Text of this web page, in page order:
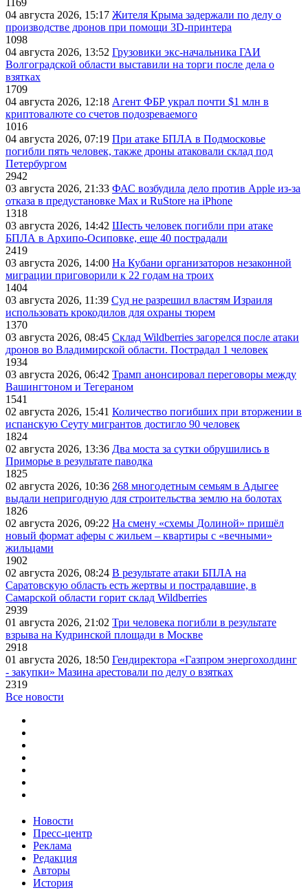
1169
04 августа 2026, 15:17 Жителя Крыма задержали по делу о
производстве дронов при помощи 3D‑принтера
1098
04 августа 2026, 13:52 Грузовики экс-начальника ГАИ
Волгоградской области выставили на торги после дела о
взятках
1709
04 августа 2026, 12:18 Агент ФБР украл почти $1 млн в
криптовалюте со счетов подозреваемого
1016
04 августа 2026, 07:19 При атаке БПЛА в Подмосковье
погибли пять человек, также дроны атаковали склад под
Петербургом
2942
03 августа 2026, 21:33 ФАС возбудила дело против Apple из-за
отказа в предустановке Max и RuStore на iPhone
1318
03 августа 2026, 14:42 Шесть человек погибли при атаке
БПЛА в Архипо-Осиповке, еще 40 пострадали
2419
03 августа 2026, 14:00 На Кубани организаторов незаконной
миграции приговорили к 22 годам на троих
1404
03 августа 2026, 11:39 Суд не разрешил властям Израиля
использовать крокодилов для охраны тюрем
1370
03 августа 2026, 08:45 Склад Wildberries загорелся после атаки
дронов во Владимирской области. Пострадал 1 человек
1934
03 августа 2026, 06:42 Трамп анонсировал переговоры между
Вашингтоном и Тегераном
1541
02 августа 2026, 15:41 Количество погибших при вторжении в
испанскую Сеуту мигрантов достигло 90 человек
1824
02 августа 2026, 13:36 Два моста за сутки обрушились в
Приморье в результате паводка
1825
02 августа 2026, 10:36 268 многодетным семьям в Адыгее
выдали непригодную для строительства землю на болотах
1826
02 августа 2026, 09:22 На смену «схемы Долиной» пришёл
новый формат аферы с жильем – квартиры с «вечными»
жильцами
1902
02 августа 2026, 08:24 В результате атаки БПЛА на
Саратовскую область есть жертвы и пострадавшие, в
Самарской области горит склад Wildberries
2939
01 августа 2026, 21:02 Три человека погибли в результате
взрыва на Кудринской площади в Москве
2918
01 августа 2026, 18:50 Гендиректора «Газпром энергохолдинг
- закупки» Мазина арестовали по делу о взятках
2319
Все новости
Новости
Пресс-центр
Реклама
Редакция
Авторы
История